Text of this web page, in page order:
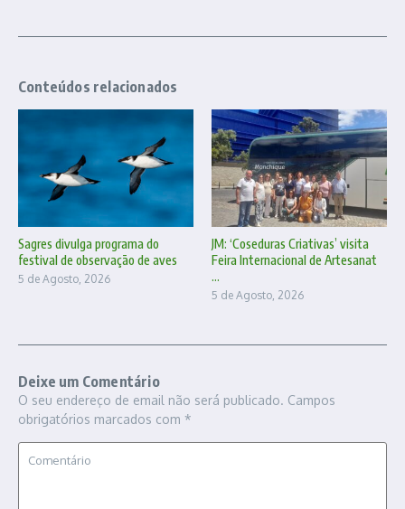
Conteúdos relacionados
Sagres divulga programa do
festival de observação de aves
5 de Agosto, 2026
JM: ‘Coseduras Criativas’ visita
Feira Internacional de Artesanat
...
5 de Agosto, 2026
Deixe um Comentário
O seu endereço de email não será publicado. Campos
obrigatórios marcados com *